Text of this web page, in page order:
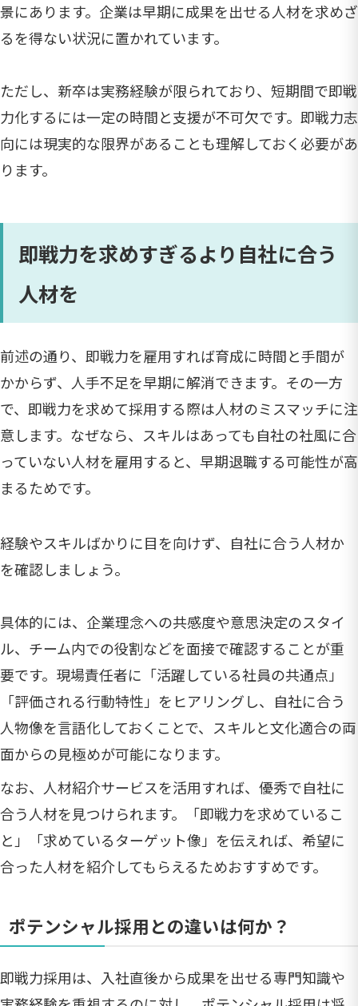
景にあります。企業は早期に成果を出せる人材を求めざ
るを得ない状況に置かれています。
ただし、新卒は実務経験が限られており、短期間で即戦
力化するには一定の時間と支援が不可欠です。即戦力志
向には現実的な限界があることも理解しておく必要があ
ります。
即戦力を求めすぎるより自社に合う
人材を
前述の通り、即戦力を雇用すれば育成に時間と手間が
かからず、人手不足を早期に解消できます。その一方
で、即戦力を求めて採用する際は人材のミスマッチに注
意します。なぜなら、スキルはあっても自社の社風に合
っていない人材を雇用すると、早期退職する可能性が高
まるためです。
経験やスキルばかりに目を向けず、自社に合う人材か
を確認しましょう。
具体的には、企業理念への共感度や意思決定のスタイ
ル、チーム内での役割などを面接で確認することが重
要です。現場責任者に「活躍している社員の共通点」
「評価される行動特性」をヒアリングし、自社に合う
人物像を言語化しておくことで、スキルと文化適合の両
面からの見極めが可能になります。
なお、人材紹介サービスを活用すれば、優秀で自社に
合う人材を見つけられます。「即戦力を求めているこ
と」「求めているターゲット像」を伝えれば、希望に
合った人材を紹介してもらえるためおすすめです。
ポテンシャル採用との違いは何か？
即戦力採用は、入社直後から成果を出せる専門知識や